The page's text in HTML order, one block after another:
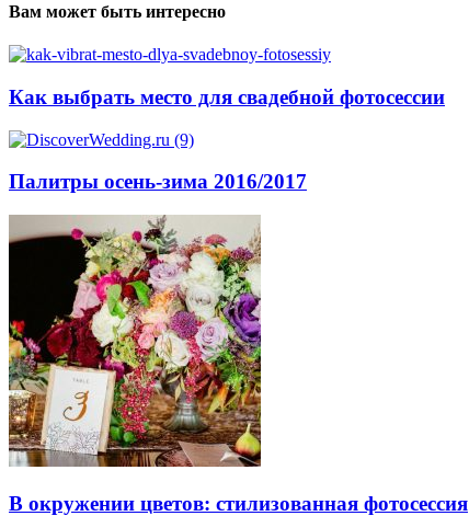
Вам может быть интересно
Как выбрать место для свадебной фотосессии
Палитры осень-зима 2016/2017
В окружении цветов: стилизованная фотосессия